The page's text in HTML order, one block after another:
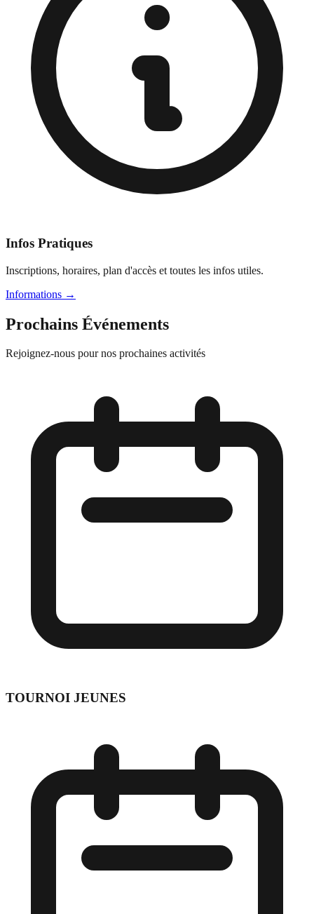
Infos Pratiques
Inscriptions, horaires, plan d'accès et toutes les infos utiles.
Informations →
Prochains Événements
Rejoignez-nous pour nos prochaines activités
TOURNOI JEUNES